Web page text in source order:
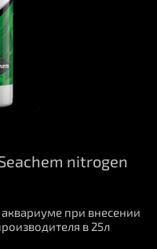
nitrogen
при внесении
в 25л